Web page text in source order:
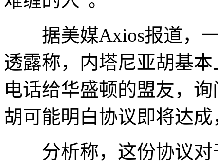
据美媒Axios报道，一
透露称，内塔尼亚胡基
电话给华盛顿的盟友，
胡可能明白协议即将达
分析称，这份协议对